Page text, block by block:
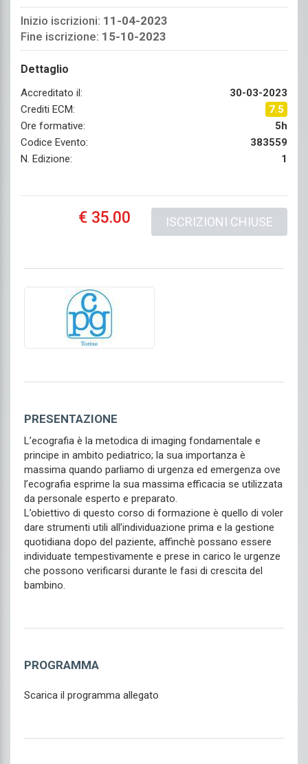
Inizio iscrizioni: 11-04-2023
Fine iscrizione: 15-10-2023
Dettaglio
Accreditato il:
30-03-2023
Crediti ECM:
7.5
Ore formative:
5h
Codice Evento:
383559
N. Edizione:
1
ISCRIZIONI CHIUSE
€ 35.00
PRESENTAZIONE
L’ecografia è la metodica di imaging fondamentale e
principe in ambito pediatrico; la sua importanza è
massima quando parliamo di urgenza ed emergenza ove
l’ecografia esprime la sua massima efficacia se utilizzata
da personale esperto e preparato.
L’obiettivo di questo corso di formazione è quello di voler
dare strumenti utili all’individuazione prima e la gestione
quotidiana dopo del paziente, affinchè possano essere
individuate tempestivamente e prese in carico le urgenze
che possono verificarsi durante le fasi di crescita del
bambino.
PROGRAMMA
Scarica il programma allegato